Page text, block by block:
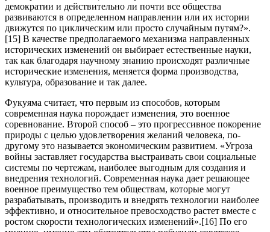
демократии и действительно ли почти все общества
развиваются в определенном направлении или их истории
движутся по циклическим или просто случайным путям?».
[15] В качестве предполагаемого механизма направленных
исторических изменений он выбирает естественные науки,
так как благодаря научному знанию происходят различные
исторические изменения, меняется форма производства,
культура, образование и так далее.
Фукуяма считает, что первым из способов, которым
современная наука порождает изменения, это военное
соревнование. Второй способ – это прогрессивное покорение
природы с целью удовлетворения желаний человека, по-
другому это называется экономическим развитием. «Угроза
войны заставляет государства выстраивать свои социальные
системы по чертежам, наиболее выгодным для создания и
внедрения технологий. Современная наука дает решающее
военное преимущество тем обществам, которые могут
разрабатывать, производить и внедрять технологии наиболее
эффективно, и относительное превосходство растет вместе с
ростом скорости технологических изменений».[16] По его